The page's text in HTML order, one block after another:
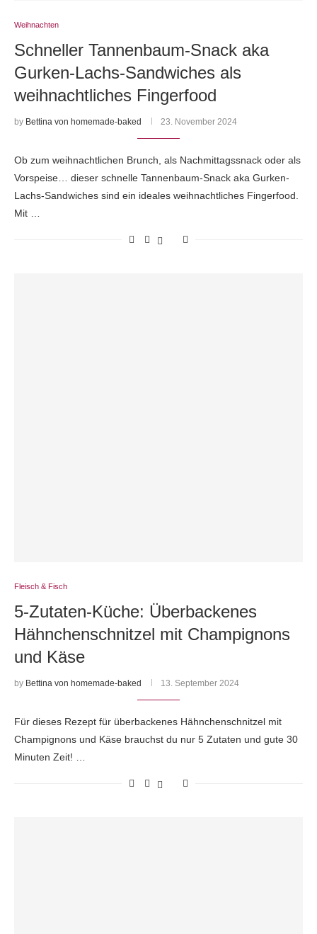
Weihnachten
Schneller Tannenbaum-Snack aka
Gurken-Lachs-Sandwiches als
weihnachtliches Fingerfood
by Bettina von homemade-baked 23. November 2024
Ob zum weihnachtlichen Brunch, als Nachmittagssnack oder als
Vorspeise… dieser schnelle Tannenbaum-Snack aka Gurken-
Lachs-Sandwiches sind ein ideales weihnachtliches Fingerfood.
Mit …
Fleisch & Fisch
5-Zutaten-Küche: Überbackenes
Hähnchenschnitzel mit Champignons
und Käse
by Bettina von homemade-baked 13. September 2024
Für dieses Rezept für überbackenes Hähnchenschnitzel mit
Champignons und Käse brauchst du nur 5 Zutaten und gute 30
Minuten Zeit! …